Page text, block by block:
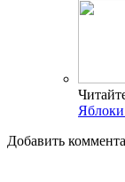
Добавить